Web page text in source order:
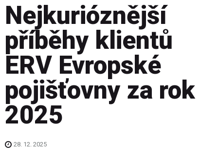
Nejkurióznější
příběhy klientů
ERV Evropské
pojišťovny za rok
2025
28. 12. 2025